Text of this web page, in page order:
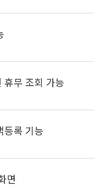
무 조회 가능
등록 기능
면